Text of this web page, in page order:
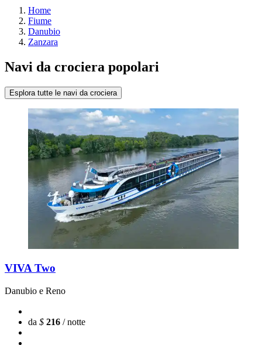
Home
Fiume
Danubio
Zanzara
Navi da crociera popolari
Esplora tutte le navi da crociera
VIVA Two
Danubio e Reno
da $ 216 / notte